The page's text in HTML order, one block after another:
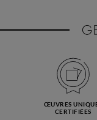
ŒUVRES
CERTIFIÉES